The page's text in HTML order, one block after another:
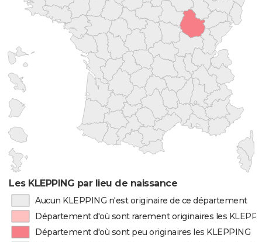
Les KLEPPING par lieu de naissance
Aucun KLEPPING n'est originaire de ce département
Département d'où sont rarement originaires les
Département d'où sont peu originaires les KLEPPING